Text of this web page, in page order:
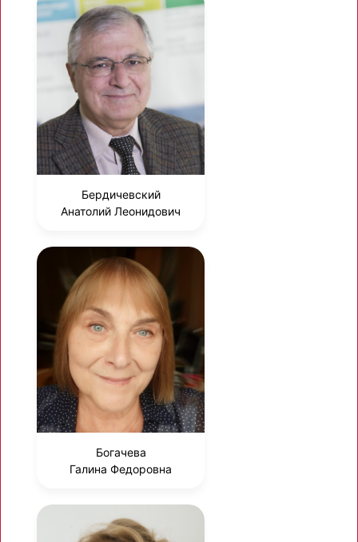
Бердичевский
Анатолий Леонидович
Богачева
Галина Федоровна